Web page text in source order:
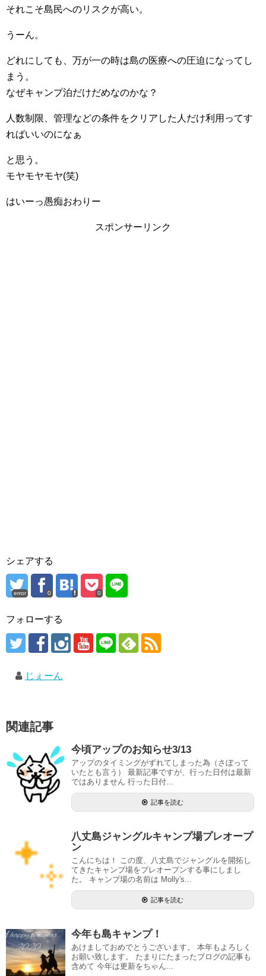
それこそ島民へのリスクが高い。
うーん。
どれにしても、万が一の時は島の医療への圧迫になってし
まう。
なぜキャンプ泊だけだめなのかな？
人数制限、管理などの条件をクリアした人だけ利用ってす
ればいいのになぁ
と思う。
モヤモヤモヤ(笑)
はいーっ愚痴おわりー
スポンサーリンク
シェアする
error 0 0
フォローする
じぇーん
関連記事
今頃アップのお知らせ3/13
アップのタイミングがずれてしまった為（さぼって
いたとも言う） 最新記事ですが、行った日付は最新
ではありません 行った日付...
記事を読む
八丈島ジャングルキャンプ場プレオープ
ン
こんにちは！ この度、八丈島でジャングルを開拓し
てきたキャンプ場をプレオープンする事にしまし
た。 キャンプ場の名前は Molly's...
記事を読む
今年も島キャンプ！
あけましておめでとうございます。 本年もよろしく
お願い致します。 たまりにたまったブログの記事も
含めて 今年は更新をちゃん...